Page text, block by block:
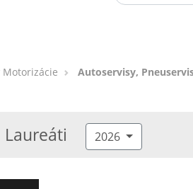
Motorizácie Autoservisy,
Laureáti 2026